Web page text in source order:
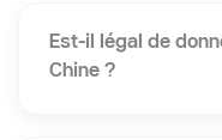
Est-il légal de
Chine ?